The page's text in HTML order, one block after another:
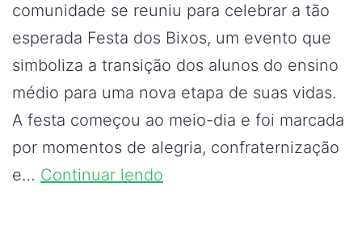
comunidade se reuniu para celebrar a tão
esperada Festa dos Bixos, um evento que
simboliza a transição dos alunos do ensino
médio para uma nova etapa de suas vidas.
A festa começou ao meio-dia e foi marcada
por momentos de alegria, confraternização
e… Continuar lendo